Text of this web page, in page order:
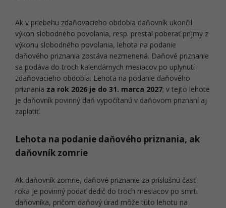
Ak v priebehu zdaňovacieho obdobia daňovník ukončil
výkon slobodného povolania, resp. prestal poberať príjmy z
výkonu slobodného povolania, lehota na podanie
daňového priznania zostáva nezmenená. Daňové priznanie
sa podáva do troch kalendárnych mesiacov po uplynutí
zdaňovacieho obdobia. Lehota na podanie daňového
priznania za rok 2026 je do 31. marca 2027; v tejto lehote
je daňovník povinný daň vypočítanú v daňovom priznaní aj
zaplatiť.
Lehota na podanie daňového priznania, ak
daňovník zomrie
Ak daňovník zomrie, daňové priznanie za príslušnú časť
roka je povinný podať dedič do troch mesiacov po smrti
daňovníka, pričom daňový úrad môže túto lehotu na